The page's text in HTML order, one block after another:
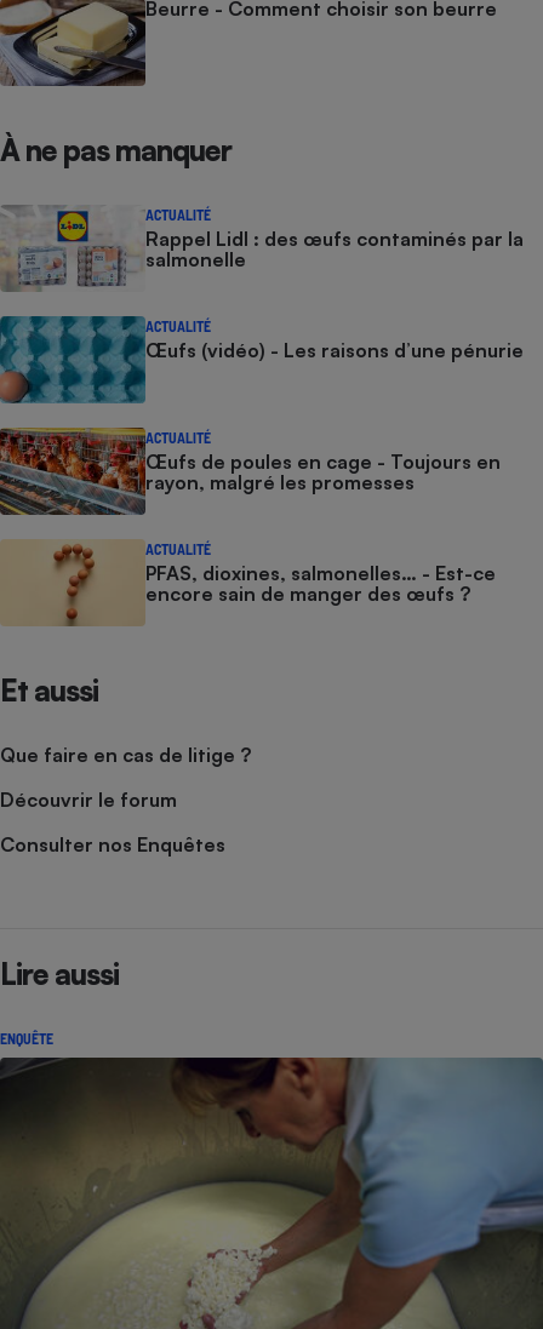
Beurre - Comment choisir son beurre
À ne pas manquer
ACTUALITÉ
Rappel Lidl : des œufs contaminés par la
salmonelle
ACTUALITÉ
Œufs (vidéo) - Les raisons d’une pénurie
ACTUALITÉ
Œufs de poules en cage - Toujours en
rayon, malgré les promesses
ACTUALITÉ
PFAS, dioxines, salmonelles… - Est-ce
encore sain de manger des œufs ?
Et aussi
Que faire en cas de litige ?
Découvrir le forum
Consulter nos Enquêtes
Lire aussi
ENQUÊTE